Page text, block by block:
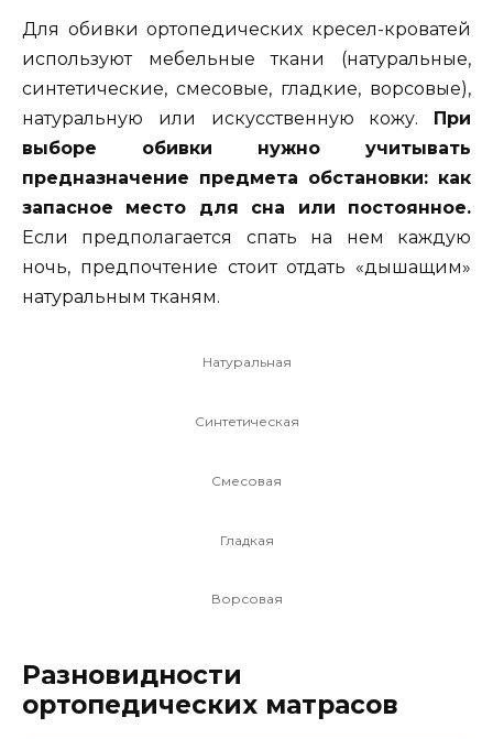
Для обивки ортопедических кресел-кроватей
используют мебельные ткани (натуральные,
синтетические, смесовые, гладкие, ворсовые),
натуральную или искусственную кожу. При
выборе обивки нужно учитывать
предназначение предмета обстановки: как
запасное место для сна или постоянное.
Если предполагается спать на нем каждую
ночь, предпочтение стоит отдать «дышащим»
натуральным тканям.
Натуральная
Синтетическая
Смесовая
Гладкая
Ворсовая
Разновидности
ортопедических матрасов